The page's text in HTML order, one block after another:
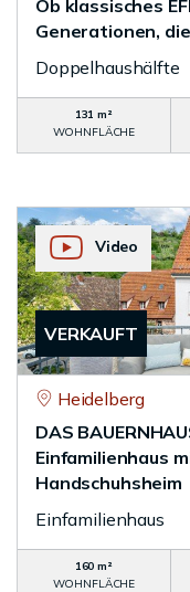
Ob klassisches
Generationen,
Doppelhaushälfte
131 m²
WOHNFLÄCHE
VERKAUFT
Video
Heidelberg
DAS
Einfamilienhaus
Handschuhsheim
Einfamilienhaus
160 m²
WOHNFLÄCHE